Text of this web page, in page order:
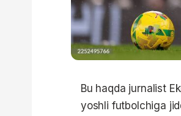
Bu haqda jurnalist
yoshli futbolchiga